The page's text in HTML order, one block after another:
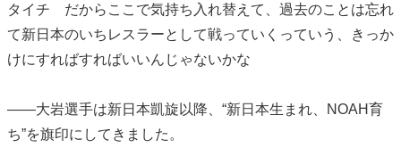
タイチ だからここで気持ち入れ替えて、過去のことは忘れ
て新日本のいちレスラーとして戦っていくっていう、きっか
けにすればすればいいんじゃないかな
――大岩選手は新日本凱旋以降、“新日本生まれ、NOAH育
ち”を旗印にしてきました。